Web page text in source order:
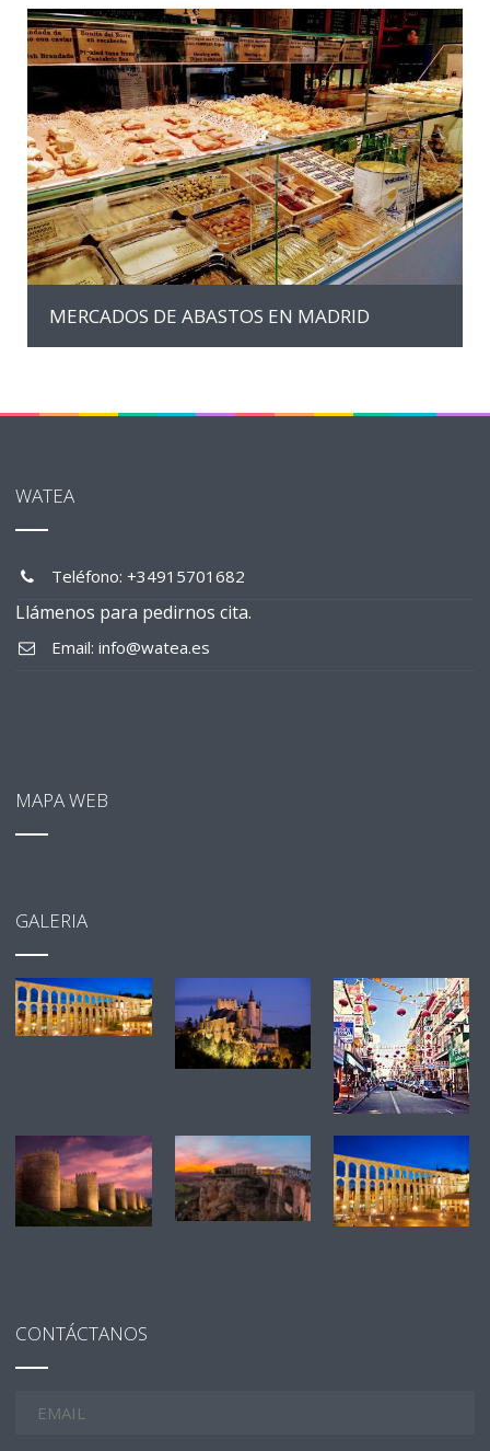
MAS INFORMACIÓN
MERCADOS DE ABASTOS EN MADRID
WATEA
Teléfono: +34915701682
Llámenos para pedirnos cita.
Email: info@watea.es
MAPA WEB
GALERIA
CONTÁCTANOS